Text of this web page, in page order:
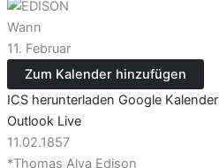
Wann
11. Februar
Zum Kalender hinzufügen
ICS herunterladen Google Kalender
Outlook Live
11.02.1857
*Thomas Alva Edison